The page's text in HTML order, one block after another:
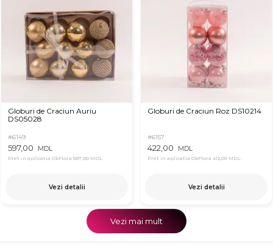
Globuri de Craciun Auriu
DS05028
#6149
597,00 MDL
Pret in aplicatia OkFlora 587,00 MDL
Vezi detalii
Globuri de Craciun Roz DS10214
#6157
422,00 MDL
Pret in aplicatia OkFlora 412,00 MDL
Vezi detalii
Vezi mai mult